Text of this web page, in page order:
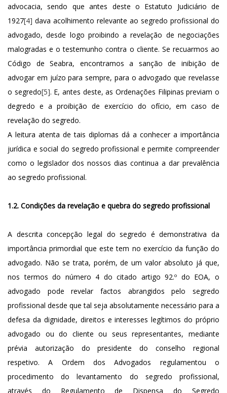
advocacia, sendo que antes deste o Estatuto Judiciário de
1927[4] dava acolhimento relevante ao segredo profissional do
advogado, desde logo proibindo a revelação de negociações
malogradas e o testemunho contra o cliente. Se recuarmos ao
Código de Seabra, encontramos a sanção de inibição de
advogar em juízo para sempre, para o advogado que revelasse
o segredo[5]. E, antes deste, as Ordenações Filipinas previam o
degredo e a proibição de exercício do ofício, em caso de
revelação do segredo.
A leitura atenta de tais diplomas dá a conhecer a importância
jurídica e social do segredo profissional e permite compreender
como o legislador dos nossos dias continua a dar prevalência
ao segredo profissional.
1.2. Condições da revelação e quebra do segredo profissional
A descrita concepção legal do segredo é demonstrativa da
importância primordial que este tem no exercício da função do
advogado. Não se trata, porém, de um valor absoluto já que,
nos termos do número 4 do citado artigo 92.º do EOA, o
advogado pode revelar factos abrangidos pelo segredo
profissional desde que tal seja absolutamente necessário para a
defesa da dignidade, direitos e interesses legítimos do próprio
advogado ou do cliente ou seus representantes, mediante
prévia autorização do presidente do conselho regional
respetivo. A Ordem dos Advogados regulamentou o
procedimento do levantamento do segredo profissional,
através do Regulamento de Dispensa do Segredo